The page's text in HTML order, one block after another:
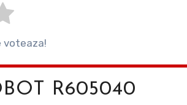
voteaza!
R605040